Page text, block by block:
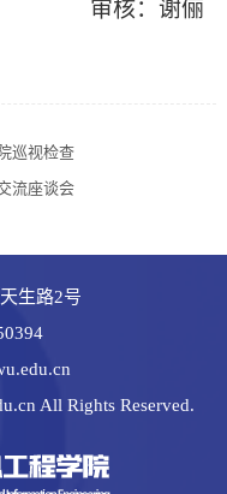
审核：谢俪
巡视检查
流座谈会
生路2号
All Rights Reserved.